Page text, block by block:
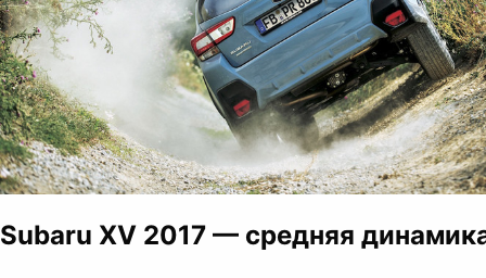
Subaru XV 2017 — средняя